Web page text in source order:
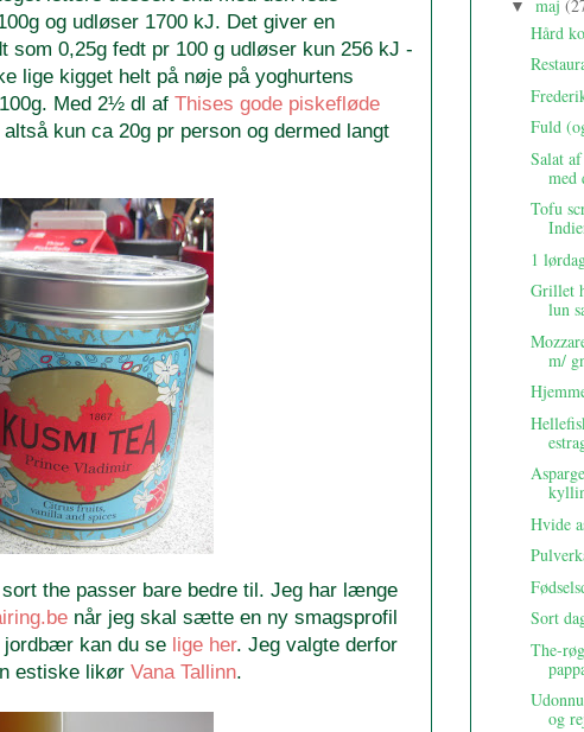
og udløser 1700 kJ. Det giver en
som 0,25g fedt pr 100 g udløser kun 256 kJ -
lige kigget helt på nøje på yoghurtens
Med 2½ dl af Thises gode piskefløde
kun ca 20g pr person og dermed langt
the passer bare bedre til. Jeg har længe
når jeg skal sætte en ny smagsprofil
jordbær kan du se lige her. Jeg valgte derfor
estiske likør Vana Tallinn.
▼ maj
Hård
Fuld
Salat
med
Tofu
1
Grillet
lun
m/
Hvide
Sort
The-
og